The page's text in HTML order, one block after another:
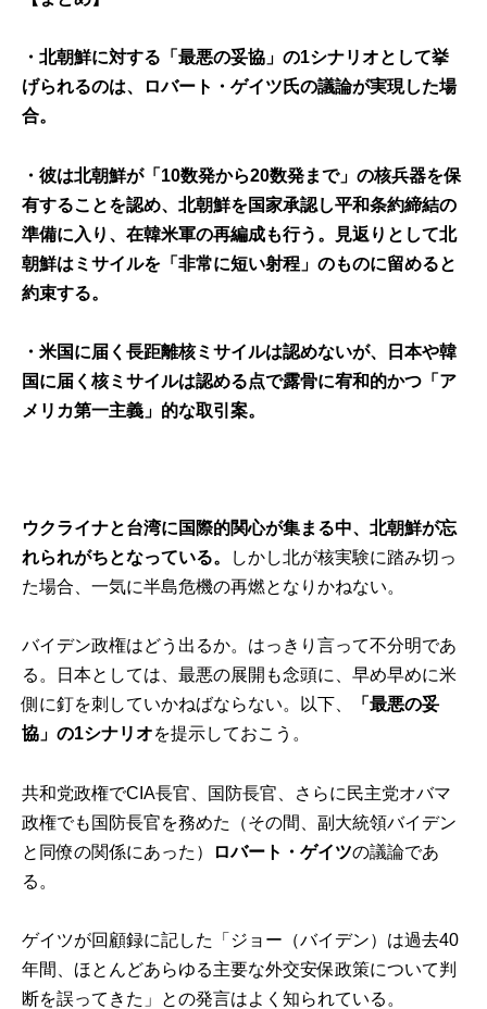
・北朝鮮に対する「最悪の妥協」の1シナリオとして挙
げられるのは、ロバート・ゲイツ氏の議論が実現した場
合。
・彼は北朝鮮が「10数発から20数発まで」の核兵器を保
有することを認め、北朝鮮を国家承認し平和条約締結の
準備に入り、在韓米軍の再編成も行う。見返りとして北
朝鮮はミサイルを「非常に短い射程」のものに留めると
約束する。
・米国に届く長距離核ミサイルは認めないが、日本や韓
国に届く核ミサイルは認める点で露骨に宥和的かつ「ア
メリカ第一主義」的な取引案。
ウクライナと台湾に国際的関心が集まる中、北朝鮮が忘
れられがちとなっている。
しかし北が核実験に踏み切っ
た場合、一気に半島危機の再燃となりかねない。
バイデン政権はどう出るか。はっきり言って不分明であ
る。日本としては、最悪の展開も念頭に、早め早めに米
側に釘を刺していかねばならない。以下、
「最悪の妥
協」の1シナリオを提示しておこう。
共和党政権でCIA長官、国防長官、さらに民主党オバマ
政権でも国防長官を務めた（その間、副大統領バイデン
と同僚の関係にあった）
ロバート・ゲイツの議論であ
る。
ゲイツが回顧録に記した「ジョー（バイデン）は過去40
年間、ほとんどあらゆる主要な外交安保政策について判
断を誤ってきた」との発言はよく知られている。